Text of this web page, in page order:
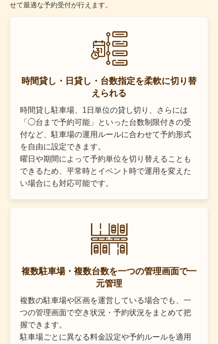
せて最適な予約受付が行えます。
時間貸し・日貸し・台数指定を柔軟に切り替
えられる
時間貸し駐車場、1日単位の貸し切り、さらには
「◯台まで予約可能」といった台数制限付きの受
付など、駐車場の運用ルールに合わせて予約形式
を自由に設定できます。
曜日や期間によって予約単位を切り替えることも
できるため、平常時とイベント時で運用を変えた
い場合にも対応可能です。
複数駐車場・複数台数を一つの管理画面で一
元管理
複数の駐車場や区画を運営している場合でも、一
つの管理画面で空き状況・予約状況をまとめて把
握できます。
駐車場ごとに異なる料金設定や予約ルールを適用